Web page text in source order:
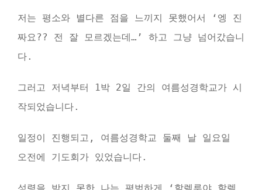
저는 평소와 별다른 점을 느끼지 못했어서 ‘엥 진
짜요?? 전 잘 모르겠는데…’ 하고 그냥 넘어갔습니
다.
그러고 저녁부터 1박 2일 간의 여름성경학교가 시
작되었습니다.
일정이 진행되고, 여름성경학교 둘째 날 일요일
오전에 기도회가 있었습니다.
성령을 받지 못한 나는 평범하게 ‘할렐루야 할렐